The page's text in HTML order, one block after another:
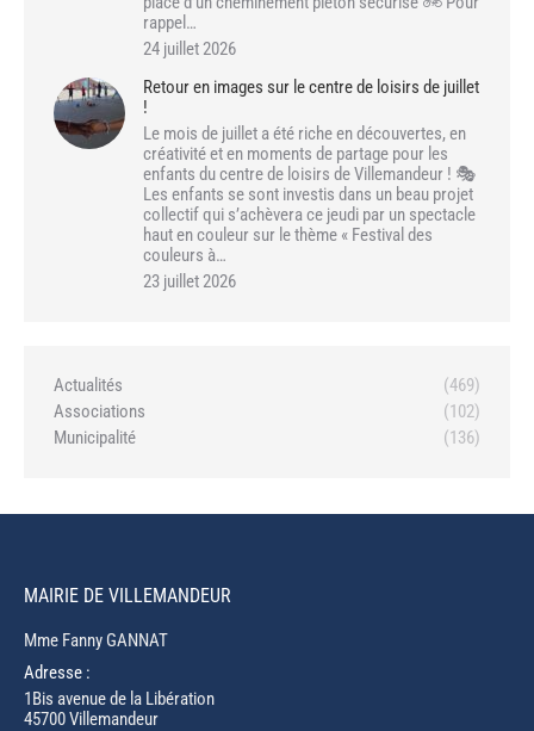
rappel…
24 juillet 2026
Retour en images sur le centre de loisirs de juillet
!
Le mois de juillet a été riche en découvertes, en
créativité et en moments de partage pour les
enfants du centre de loisirs de Villemandeur ! 🎭
Les enfants se sont investis dans un beau projet
collectif qui s’achèvera ce jeudi par un spectacle
haut en couleur sur le thème « Festival des
couleurs à…
23 juillet 2026
Actualités
(469)
Associations
(102)
Municipalité
(136)
MAIRIE DE VILLEMANDEUR
Mme Fanny GANNAT
Adresse :
1Bis avenue de la Libération
45700 Villemandeur